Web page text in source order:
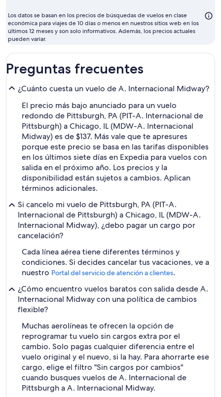
suele
ser
septiembre
Los datos se basan en los precios de búsquedas de vuelos en clase
económica para viajes de 10 días o menos en nuestros sitios web en los
últimos 12 meses y son solo informativos. Además, los precios actuales
pueden variar.
Preguntas frecuentes
¿Cuánto cuesta un vuelo de A. Internacional Midway?
El precio más bajo anunciado para un vuelo
redondo de Pittsburgh, PA (PIT-A. Internacional de
Pittsburgh) a Chicago, IL (MDW-A. Internacional
Midway) es de $137. Más vale que te apresures
porque este precio se basa en las tarifas disponibles
en los últimos siete días en Expedia para vuelos con
salida en el próximo año. Los precios y la
disponibilidad están sujetos a cambios. Aplican
términos adicionales.
Si cancelo mi vuelo de Pittsburgh, PA (PIT-A.
Internacional de Pittsburgh) a Chicago, IL (MDW-A.
Internacional Midway), ¿debo pagar un cargo por
cancelación?
Cada línea aérea tiene diferentes términos y
condiciones. Si decides cancelar tus vacaciones, ve a
nuestro Portal del servicio de atención a clientes.
¿Cómo encuentro vuelos baratos con salida desde A.
Internacional Midway con una política de cambios
flexible?
Muchas aerolíneas te ofrecen la opción de
reprogramar tu vuelo sin cargos extra por el
cambio. Solo pagas cualquier diferencia entre el
vuelo original y el nuevo, si la hay. Para ahorrarte ese
cargo, elige el filtro "Sin cargos por cambios"
cuando busques vuelos de A. Internacional de
Pittsburgh a A. Internacional Midway.